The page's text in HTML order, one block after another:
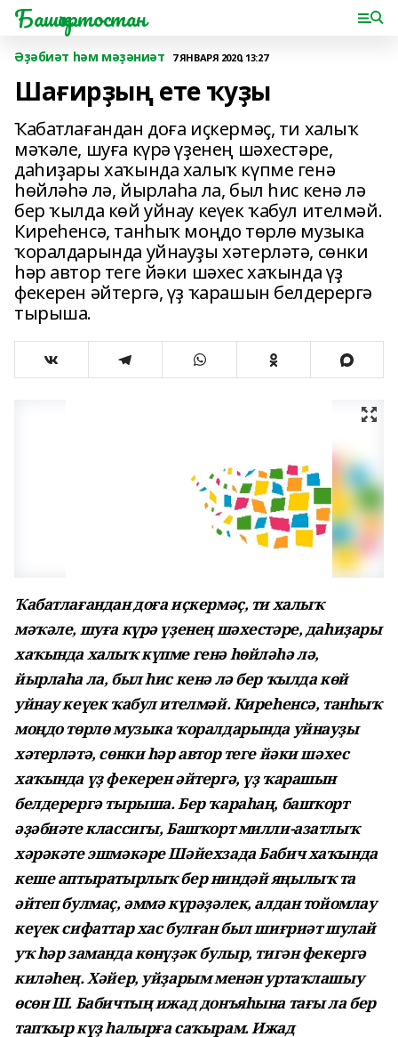
Башҡортостан
Әҙәбиәт һәм мәҙәниәт 7 ЯНВАРЯ 2020, 13:27
Шағирҙың ете ҡуҙы
Ҡабатлағандан доға иҫкермәҫ, ти халыҡ
мәҡәле, шуға күрә үҙенең шәхестәре,
даһиҙары хаҡында халыҡ күпме генә
һөйләһә лә, йырлаһа ла, был һис кенә лә
бер ҡылда көй уйнау кеүек ҡабул ителмәй.
Киреһенсә, танһыҡ моңдо төрлө музыка
ҡоралдарында уйнауҙы хәтерләтә, сөнки
һәр автор теге йәки шәхес хаҡында үҙ
фекерен әйтергә, үҙ ҡарашын белдерергә
тырыша.
Ҡабатлағандан доға иҫкермәҫ, ти халыҡ
мәҡәле, шуға күрә үҙенең шәхестәре, даһиҙары
хаҡында халыҡ күпме генә һөйләһә лә,
йырлаһа ла, был һис кенә лә бер ҡылда көй
уйнау кеүек ҡабул ителмәй. Киреһенсә, танһыҡ
моңдо төрлө музыка ҡоралдарында уйнауҙы
хәтерләтә, сөнки һәр автор теге йәки шәхес
хаҡында үҙ фекерен әйтергә, үҙ ҡарашын
белдерергә тырыша. Бер ҡараһаң, башҡорт
әҙәбиәте классигы, Башҡорт милли-азатлыҡ
хәрәкәте эшмәкәре Шәйехзада Бабич хаҡында
кеше аптыратырлыҡ бер ниндәй яңылыҡ та
әйтеп булмаҫ, әммә күрәҙәлек, алдан тойомлау
кеүек сифаттар хас булған был шиғриәт шулай
уҡ һәр заманда көнүҙәк булыр, тигән фекергә
киләһең. Хәйер, уйҙарым менән уртаҡлашыу
өсөн Ш. Бабичтың ижад донъяһына тағы ла бер
тапҡыр күҙ һалырға саҡырам. Ижад